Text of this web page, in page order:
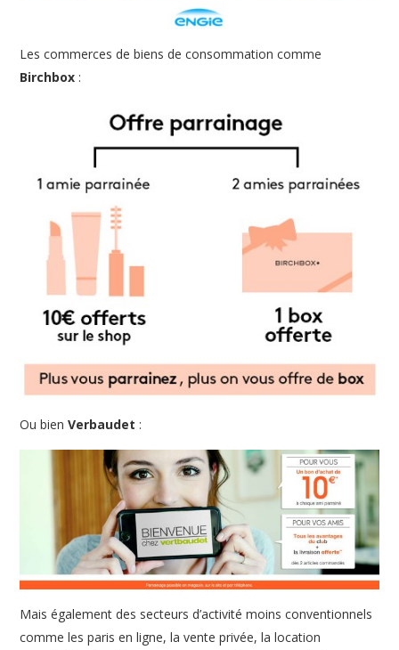
Les commerces de biens de consommation comme
Birchbox :
Ou bienVerbaudet :
Mais également des secteurs d’activité moins conventionnels
comme les paris en ligne, la vente privée, la location